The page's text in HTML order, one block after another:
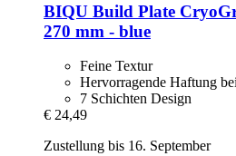
BIQU Build Plate
270 mm -​ blue
Feine Textur
Hervorragende Haftung
7 Schichten Design
€ 24,49
Zustellung bis 16. September